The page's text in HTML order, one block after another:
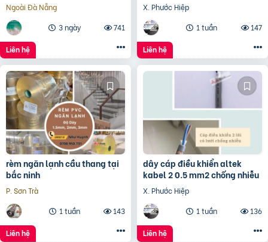
Ngoài Đà Nẵng
3 ngày
741
Liên hệ
X. Phước Hiệp
1 tuần
147
Liên hệ
rèm ngăn lạnh cầu thang tại
bắc ninh
P. Sơn Trà
1 tuần
143
Liên hệ
dây cáp điều khiển altek
kabel 2 0.5 mm2 chống nhiễu
X. Phước Hiệp
1 tuần
136
Liên hệ